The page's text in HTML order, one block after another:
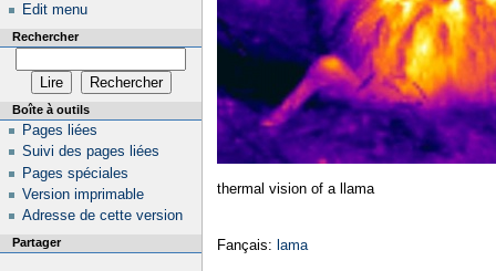
thermal vision of a llama
Fançais: lama
Edit menu
Rechercher
Boîte à outils
Pages liées
Suivi des pages liées
Pages spéciales
Version imprimable
Adresse de cette version
Partager